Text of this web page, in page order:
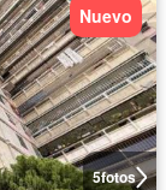
5fotos
Nuevo